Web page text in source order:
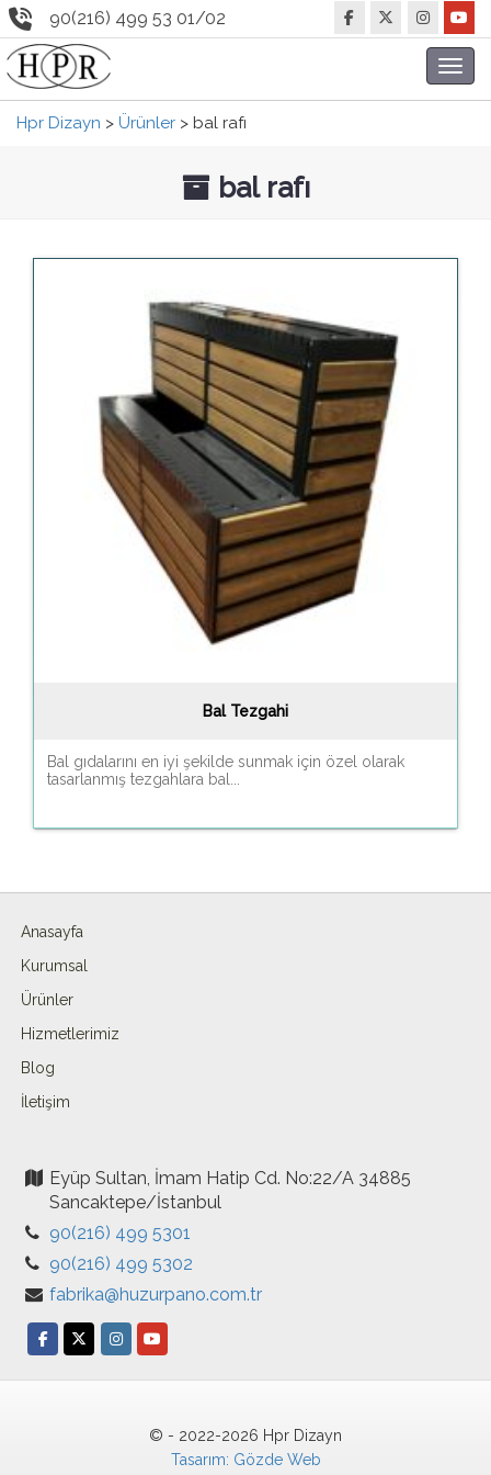
90(216) 499 53 01/02
Hpr Dizayn > Ürünler > bal rafı
bal rafı
Bal Tezgahi
Bal gıdalarını en iyi şekilde sunmak için özel olarak
tasarlanmış tezgahlara bal...
Anasayfa
Kurumsal
Ürünler
Hizmetlerimiz
Blog
İletişim
Eyüp Sultan, İmam Hatip Cd. No:22/A 34885
Sancaktepe/İstanbul
90(216) 499 5301
90(216) 499 5302
fabrika@huzurpano.com.tr
© - 2022-2026 Hpr Dizayn
Tasarım: Gözde Web